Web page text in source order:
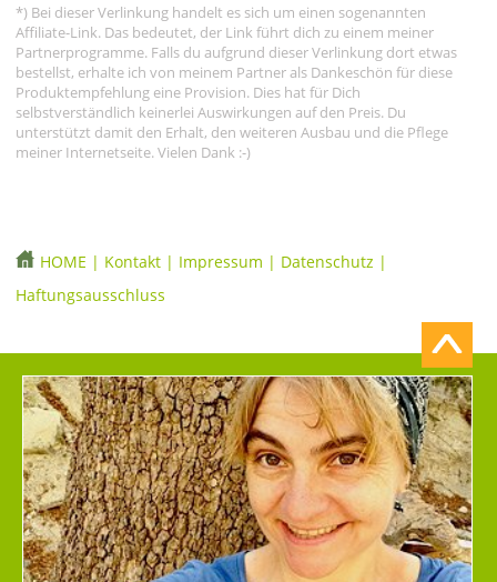
*) Bei dieser Verlinkung handelt es sich um einen sogenannten
Affiliate-Link. Das bedeutet, der Link führt dich zu einem meiner
Partnerprogramme. Falls du aufgrund dieser Verlinkung dort etwas
bestellst, erhalte ich von meinem Partner als Dankeschön für diese
Produktempfehlung eine Provision. Dies hat für Dich
selbstverständlich keinerlei Auswirkungen auf den Preis. Du
unterstützt damit den Erhalt, den weiteren Ausbau und die Pflege
meiner Internetseite. Vielen Dank :-)
HOME | Kontakt | Impressum | Datenschutz |
Haftungsausschluss